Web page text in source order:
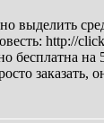
выделить
http://
бесплатна на
заказать,